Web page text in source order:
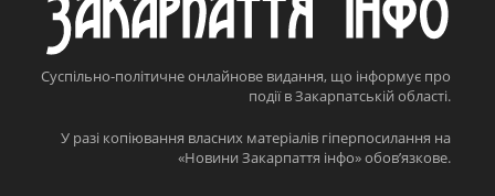
Суспільно-політичне онлайнове видання, що інформує про
події в Закарпатській області.
У разі копіювання власних матеріалів гіперпосилання на
«Новини Закарпаття інфо» обов’язкове.